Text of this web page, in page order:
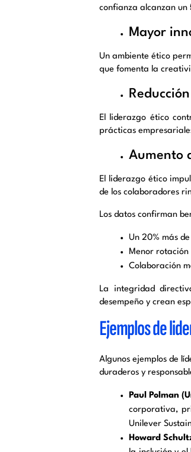
confianza alcanzan un
Mayor
Un ambiente ético
que fomenta la
El liderazgo ético
prácticas
Aumento
El liderazgo ético
de los colaboradores
Los datos confirman
Un 20% más
Menor rotación
Colaboración
La integridad
desempeño y crean
Ejemplos de
Algunos ejemplos de
duraderos y
Paul Polman
corporativa,
Unilever
Howard